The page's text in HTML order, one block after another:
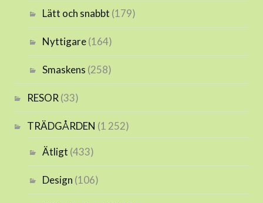
Lätt och snabbt (179)
Nyttigare(164)
Smaskens (258)
RESOR (33)
TRÄDGÅRDEN (1 252)
Ätligt (433)
Design (106)